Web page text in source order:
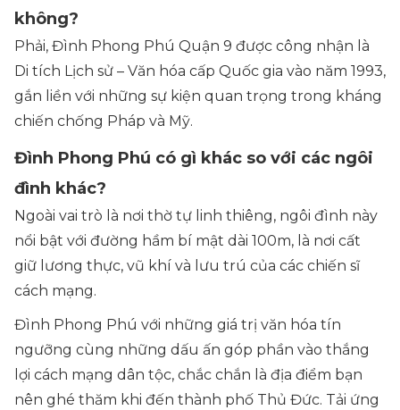
không?
Phải, Đình Phong Phú Quận 9 được công nhận là
Di tích Lịch sử – Văn hóa cấp Quốc gia vào năm 1993,
gắn liền với những sự kiện quan trọng trong kháng
chiến chống Pháp và Mỹ.
Đình Phong Phú có gì khác so với các ngôi
đình khác?
Ngoài vai trò là nơi thờ tự linh thiêng, ngôi đình này
nổi bật với đường hầm bí mật dài 100m, là nơi cất
giữ lương thực, vũ khí và lưu trú của các chiến sĩ
cách mạng.
Đình Phong Phú với những giá trị văn hóa tín
ngưỡng cùng những dấu ấn góp phần vào thắng
lợi cách mạng dân tộc, chắc chắn là địa điểm bạn
nên ghé thăm khi đến thành phố Thủ Đức. Tải ứng